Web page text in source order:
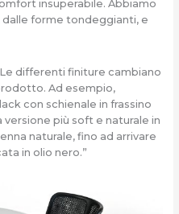
insuperabile. Abbiamo
forme tondeggianti, e
differenti finiture cambiano
Ad esempio,
con schienale in frassino
versione più soft e naturale in
naturale, fino ad arrivare
in olio nero.”